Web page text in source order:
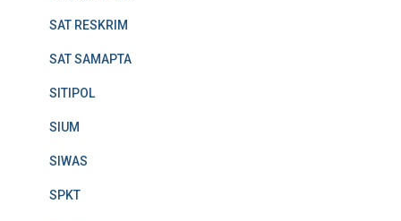
SAT RESKRIM
SAT SAMAPTA
SITIPOL
SIUM
SIWAS
SPKT